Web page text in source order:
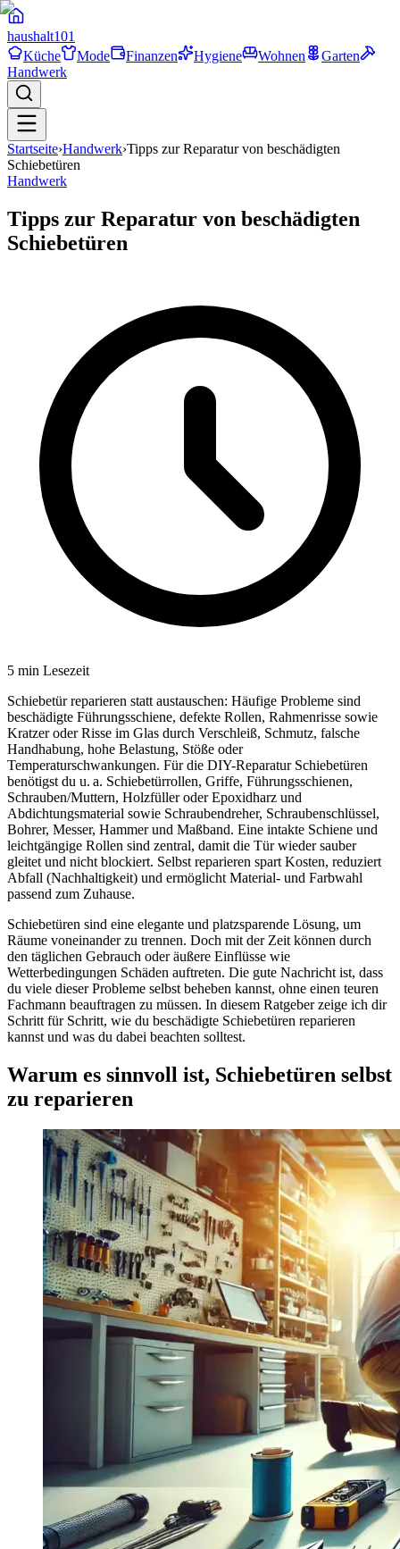
haushalt101
Küche
Mode Finanzen Hygiene Wohnen
Garten
Handwerk
Startseite›Handwerk›Tipps zur Reparatur von beschädigten
Schiebetüren
Handwerk
Tipps zur Reparatur von beschädigten
Schiebetüren
5 min Lesezeit
Schiebetür reparieren statt austauschen: Häufige Probleme sind
beschädigte Führungsschiene, defekte Rollen, Rahmenrisse sowie
Kratzer oder Risse im Glas durch Verschleiß, Schmutz, falsche
Handhabung, hohe Belastung, Stöße oder
Temperaturschwankungen. Für die DIY-Reparatur Schiebetüren
benötigst du u. a. Schiebetürrollen, Griffe, Führungsschienen,
Schrauben/Muttern, Holzfüller oder Epoxidharz und
Abdichtungsmaterial sowie Schraubendreher, Schraubenschlüssel,
Bohrer, Messer, Hammer und Maßband. Eine intakte Schiene und
leichtgängige Rollen sind zentral, damit die Tür wieder sauber
gleitet und nicht blockiert. Selbst reparieren spart Kosten, reduziert
Abfall (Nachhaltigkeit) und ermöglicht Material- und Farbwahl
passend zum Zuhause.
Schiebetüren sind eine elegante und platzsparende Lösung, um
Räume voneinander zu trennen. Doch mit der Zeit können durch
den täglichen Gebrauch oder äußere Einflüsse wie
Wetterbedingungen Schäden auftreten. Die gute Nachricht ist, dass
du viele dieser Probleme selbst beheben kannst, ohne einen teuren
Fachmann beauftragen zu müssen. In diesem Ratgeber zeige ich dir
Schritt für Schritt, wie du beschädigte Schiebetüren reparieren
kannst und was du dabei beachten solltest.
Warum es sinnvoll ist, Schiebetüren selbst
zu reparieren